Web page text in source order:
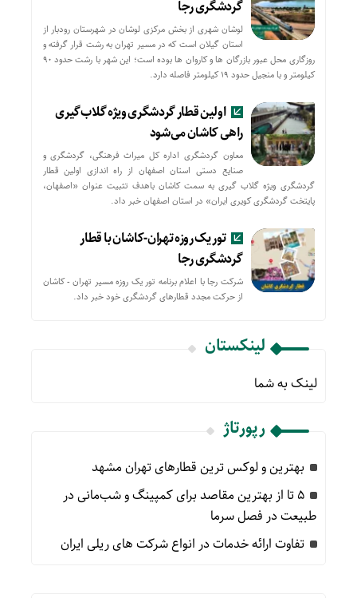
گردشگری رجا
لوشان شهری از بخش مرکزی لوشان در شهرستان رودبار از
استان گیلان است که در مسیر تهران به رشت قرار گرفته و
روزگاری محل عبور بازرگان ها و کاروان ها بوده است؛ این شهر با رشت حدود ۹۰
کیلومتر و با منجیل حدود ۱۹ کیلومتر فاصله دارد.
اولین قطار گردشگری ویژه گلاب‌گیری
راهی کاشان می‌شود
معاون گردشگری اداره کل میراث فرهنگی، گردشگری و
صنایع دستی استان اصفهان از راه اندازی اولین قطار
گردشگری ویژه گلاب گیری به سمت کاشان باهدف تثبیت عنوان «اصفهان،
پایتخت گردشگری کویری ایران» در استان اصفهان خبر داد.
تور یک روزه تهران-کاشان با قطار
گردشگری رجا
شرکت رجا با اعلام برنامه تور یک روزه مسیر تهران - کاشان
از حركت مجدد قطارهای گردشگری خود خبر داد.
لینکستان
لینک به شما
رپورتاژ
بهترین و لوکس ترین قطارهای تهران مشهد
۵ تا از بهترین مقاصد برای کمپینگ و شب‌مانی در
طبیعت در فصل سرما
تفاوت ارائه خدمات در انواع شرکت های ریلی ایران